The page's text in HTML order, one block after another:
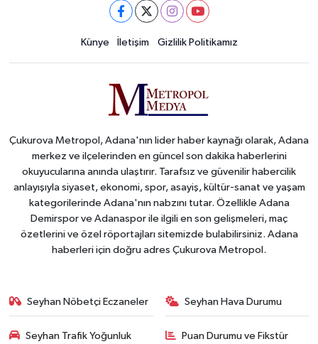
Künye İletişim Gizlilik Politikamız
Çukurova Metropol, Adana'nın lider haber kaynağı olarak, Adana
merkez ve ilçelerinden en güncel son dakika haberlerini
okuyucularına anında ulaştırır. Tarafsız ve güvenilir habercilik
anlayışıyla siyaset, ekonomi, spor, asayiş, kültür-sanat ve yaşam
kategorilerinde Adana'nın nabzını tutar. Özellikle Adana
Demirspor ve Adanaspor ile ilgili en son gelişmeleri, maç
özetlerini ve özel röportajları sitemizde bulabilirsiniz. Adana
haberleri için doğru adres Çukurova Metropol.
Seyhan Nöbetçi Eczaneler Seyhan Hava Durumu
Seyhan Trafik Yoğunluk Puan Durumu ve Fikstür